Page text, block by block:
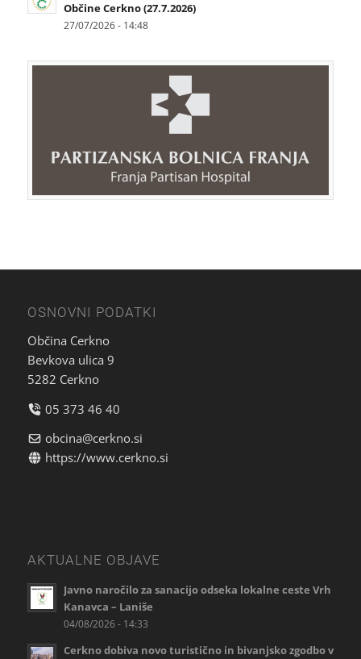
Občine Cerkno (27.7.2026)
27/07/2026 - 14:48
OSNOVNI PODATKI
Občina Cerkno
Bevkova ulica 9
5282 Cerkno
05 373 46 40
obcina@cerkno.si
https://www.cerkno.si
AKTUALNE OBJAVE
Javno naročilo za sanacijo odseka lokalne ceste Vrh
Kanavca – Laniše
04/08/2026 - 14:33
Cerkno dobiva novo turistično in bivanjsko zgodbo v